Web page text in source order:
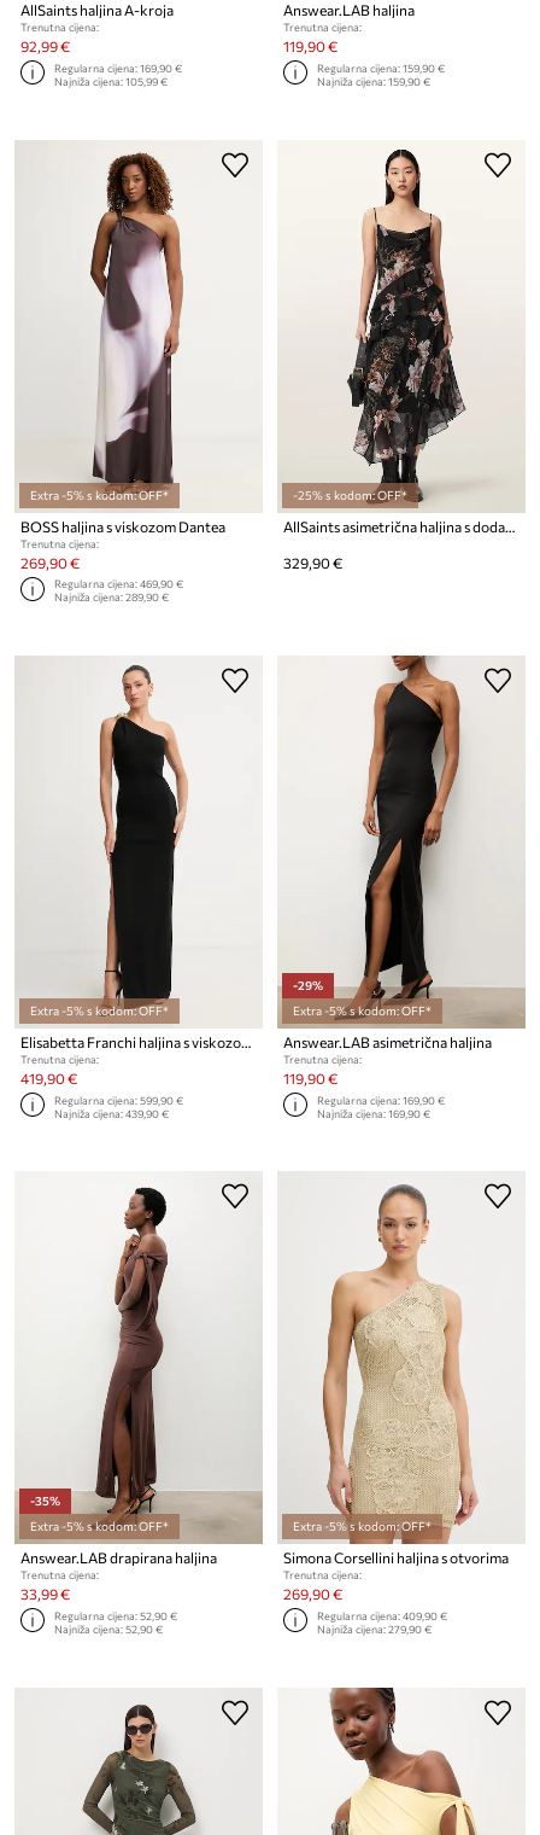
AllSaints haljina A-kroja
Trenutna cijena:
92,99 €
Regularna cijena:169,90 €
Najniža cijena:105,99 €
Answear.LAB haljina
Trenutna cijena:
119,90 €
Regularna cijena:159,90 €
Najniža cijena:159,90 €
Extra -5% s kodom: OFF*
BOSS haljina s viskozom Dantea
Trenutna cijena:
269,90 €
Regularna cijena:469,90 €
Najniža cijena:289,90 €
-25% s kodom: OFF*
329,90 €
Extra -5% s kodom: OFF*
Elisabetta Franchi haljina s viskozom
Trenutna cijena:
419,90 €
Regularna cijena:599,90 €
Najniža cijena:439,90 €
-29%
Extra -5% s kodom: OFF*
Answear.LAB asimetrična haljina
Trenutna cijena:
119,90 €
Regularna cijena:169,90 €
Najniža cijena:169,90 €
-35%
Extra -5% s kodom: OFF*
Answear.LAB drapirana haljina
Trenutna cijena:
33,99 €
Regularna cijena:52,90 €
Najniža cijena:52,90 €
Extra -5% s kodom: OFF*
Simona Corsellini haljina s otvorima
Trenutna cijena:
269,90 €
Regularna cijena:409,90 €
Najniža cijena:279,90 €